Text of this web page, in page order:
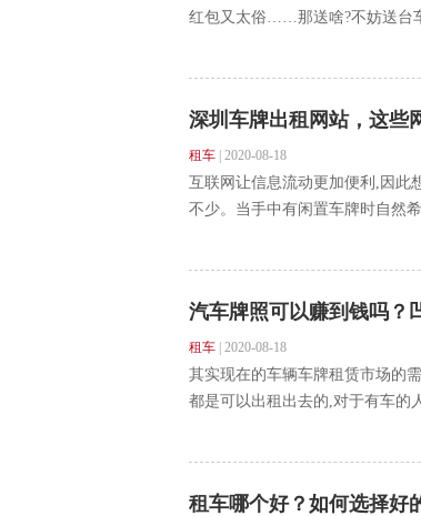
红包又太俗……那送啥?不妨送台
深圳车牌出租网站，这些
租车| 2020-08-18
互联网让信息流动更加便利,因此
不少。当手中有闲置车牌时自然
汽车牌照可以赚到钱吗？
租车| 2020-08-18
其实现在的车辆车牌租赁市场的
都是可以出租出去的,对于有车的
租车哪个好？如何选择好